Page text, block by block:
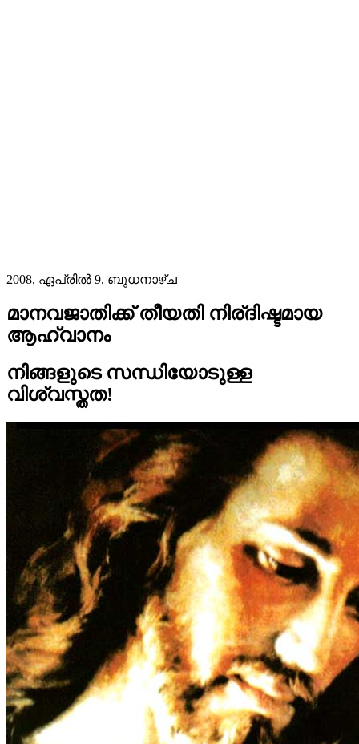
2008, ഏപ്രിൽ 9, ബുധനാഴ്‌ച
മാനവജാതിക്ക് തീയതി നിര്ദിഷ്ടമായ
ആഹ്വാനം
നിങ്ങളുടെ സന്ധിയോടുള്ള
വിശ്വസ്തത!